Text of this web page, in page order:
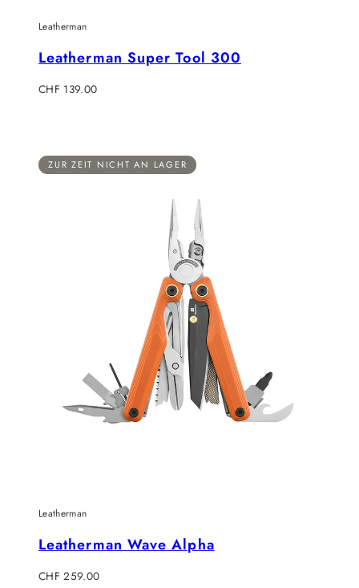
Leatherman
Leatherman Super Tool 300
Regulärer
CHF 139.00
ZUR ZEIT NICHT AN LAGER
Leatherman
Leatherman Wave Alpha
Regulärer
CHF 259.00